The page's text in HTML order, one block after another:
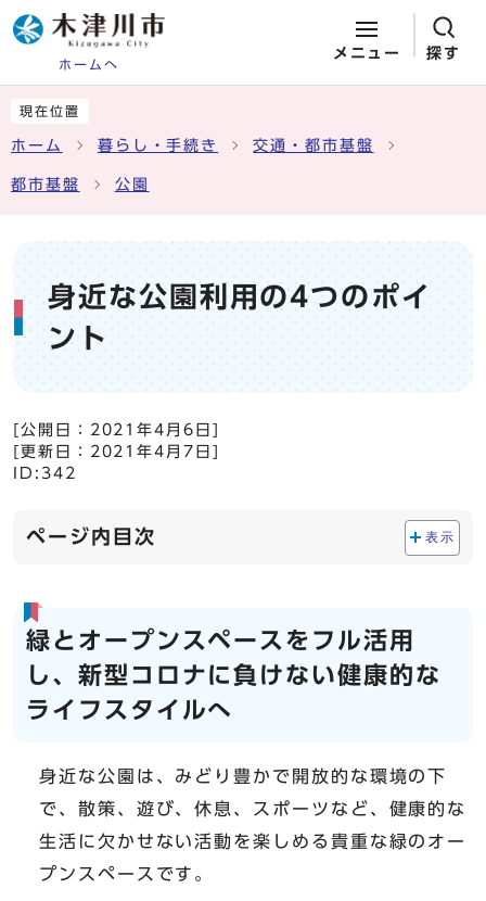
ホームへ
メニュー 探す
現在位置
ホーム 暮らし・手続き 交通・都市基盤
都市基盤 公園
身近な公園利用の4つのポイ
ント
[公開日： 2021年4月6日
[更新日： 2021年4月7日
ID:342
ページ内目次 表示
緑とオープンスペースをフル活用
し、新型コロナに負けない健康的な
ライフスタイルへ
身近な公園は、みどり豊かで開放的な環境の下
で、散策、遊び、休息、スポーツなど、健康的な
生活に欠かせない活動を楽しめる貴重な緑のオー
プンスペースです。